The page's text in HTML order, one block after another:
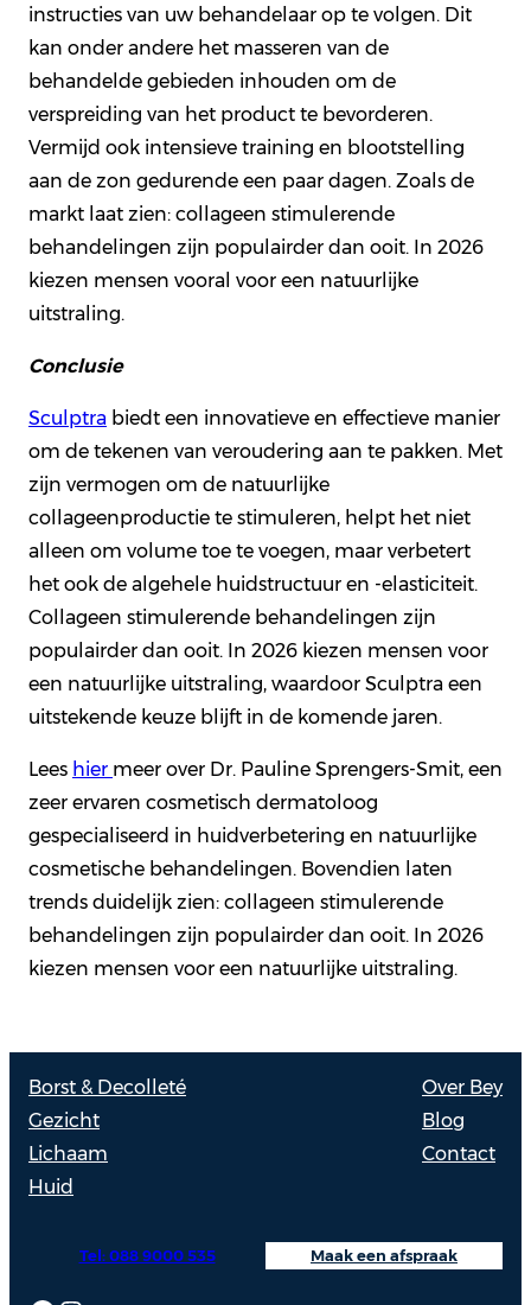
instructies van uw behandelaar op te volgen. Dit
kan onder andere het masseren van de
behandelde gebieden inhouden om de
verspreiding van het product te bevorderen.
Vermijd ook intensieve training en blootstelling
aan de zon gedurende een paar dagen. Zoals de
markt laat zien: collageen stimulerende
behandelingen zijn populairder dan ooit. In 2026
kiezen mensen vooral voor een natuurlijke
uitstraling.
Conclusie
Sculptra biedt een innovatieve en effectieve manier
om de tekenen van veroudering aan te pakken. Met
zijn vermogen om de natuurlijke
collageenproductie te stimuleren, helpt het niet
alleen om volume toe te voegen, maar verbetert
het ook de algehele huidstructuur en -elasticiteit.
Collageen stimulerende behandelingen zijn
populairder dan ooit. In 2026 kiezen mensen voor
een natuurlijke uitstraling, waardoor Sculptra een
uitstekende keuze blijft in de komende jaren.
Lees hier meer over Dr. Pauline Sprengers-Smit, een
zeer ervaren cosmetisch dermatoloog
gespecialiseerd in huidverbetering en natuurlijke
cosmetische behandelingen. Bovendien laten
trends duidelijk zien: collageen stimulerende
behandelingen zijn populairder dan ooit. In 2026
kiezen mensen voor een natuurlijke uitstraling.
Borst & Decolleté
Gezicht
Lichaam
Huid
Over Bey
Blog
Contact
Maak een afspraak
Tel: 088 9000 535